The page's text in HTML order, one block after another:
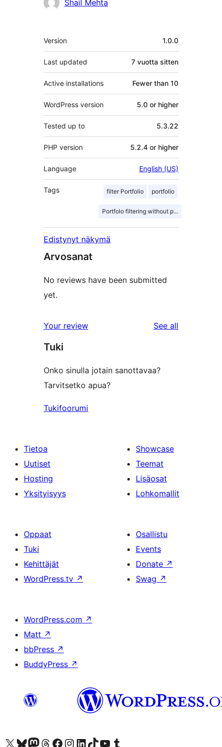
Shail Mehta
Metatiedot
Version 1.0.0
Last updated 7 vuotta sitten
Active installations Fewer than 10
WordPress version 5.0 or higher
Tested up to 5.3.22
PHP version 5.2.4 or higher
Language English (US)
Tags filter Portfolio portfolio
Portfolo filtering without page refresh
Edistynyt näkymä
Arvosanat
No reviews have been submitted
yet.
Your review See all
Tuki
Onko sinulla jotain sanottavaa?
Tarvitsetko apua?
Tukifoorumi
Tietoa
Uutiset
Hosting
Yksityisyys
Showcase
Teemat
Lisäosat
Lohkomallit
Oppaat
Tuki
Kehittäjät
WordPress.tv ↗
Osallistu
Events
Donate ↗
Swag ↗
WordPress.com ↗
Matt ↗
bbPress ↗
BuddyPress ↗
Visit our X (formerly Twitter) account
Visit our Bluesky account
Visit our Mastodon account
Visit our Threads account
Visit our Facebook page
Visit our Instagram account
Visit our LinkedIn account
Visit our TikTok account
Näytä YouTube-kanava
Visit our Tumblr account